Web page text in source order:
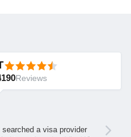
Reviews
a visa provider